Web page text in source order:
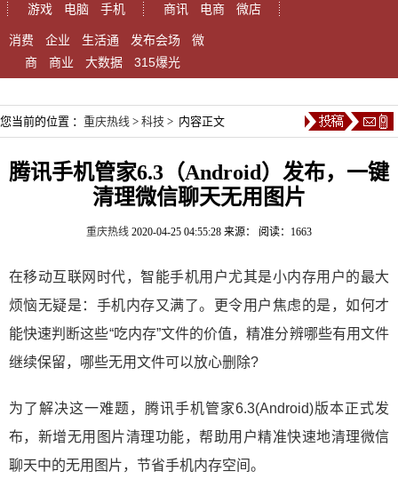
游戏
电脑 手机
商讯
电商 微店
消费 企业 生活通 发布会场
微
商
商业 大数据 315爆光
您当前的位置 ： 重庆热线 > 科技 > 内容正文
腾讯手机管家6.3（Android）发布，一键
清理微信聊天无用图片
重庆热线 2020-04-25 04:55:28 来源： 阅读：1663
在移动互联网时代，智能手机用户尤其是小内存用户的最大
烦恼无疑是：手机内存又满了。更令用户焦虑的是，如何才
能快速判断这些“吃内存”文件的价值，精准分辨哪些有用文件
继续保留，哪些无用文件可以放心删除?
为了解决这一难题，腾讯手机管家6.3(Android)版本正式发
布，新增无用图片清理功能，帮助用户精准快速地清理微信
聊天中的无用图片，节省手机内存空间。